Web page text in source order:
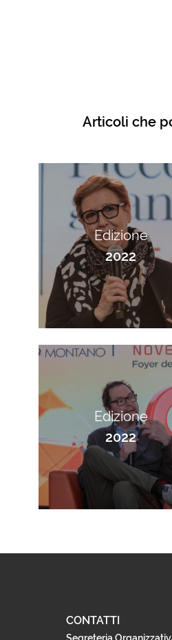
Articoli che
Edizione
2022
Edizione
2022
CONTATTI